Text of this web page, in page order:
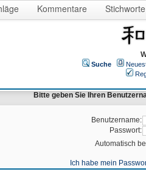
Kommentare Stichworte
Suche
Bitte geben Sie Ihren
Benutzername:
Passwort:
Automatisch
Ich habe mein